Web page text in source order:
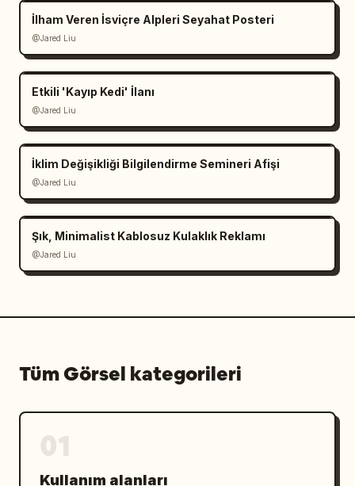
İlham Veren İsviçre Alpleri Seyahat Posteri
@Jared Liu
Etkili 'Kayıp Kedi' İlanı
@Jared Liu
İklim Değişikliği Bilgilendirme Semineri Afişi
@Jared Liu
Şık, Minimalist Kablosuz Kulaklık Reklamı
@Jared Liu
Tüm Görsel kategorileri
Kullanım alanları